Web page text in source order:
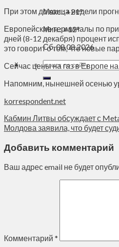
Макс.:+21°
Мин.:+12°
Сб, 08.08.2026
При этом до конца недели
Европейские терминалы по
дней (8-12 декабря) процент
это говорит о том, что новые
Сейчас цены на газ в Европе
Напомним, нынешней осенью
korrespondent.net
Кабмин Литвы обсуждает с
Молдова заявила, что будет
Добавить комментарий
Ваш адрес email не будет
Комментарий *